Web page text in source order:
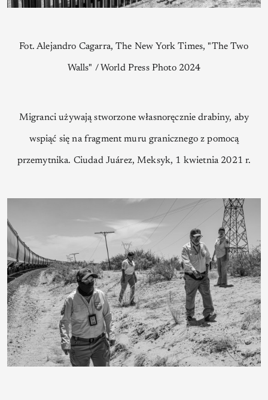
Fot. Alejandro Cagarra, The New York Times, "The Two
Walls" / World Press Photo 2024
Migranci używają stworzone własnoręcznie drabiny, aby
wspiąć się na fragment muru granicznego z pomocą
przemytnika. Ciudad Juárez, Meksyk, 1 kwietnia 2021 r.